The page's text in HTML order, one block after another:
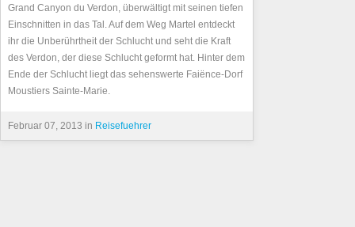
Grand Canyon du Verdon, überwältigt mit seinen tiefen
Einschnitten in das Tal. Auf dem Weg Martel entdeckt
ihr die Unberührtheit der Schlucht und seht die Kraft
des Verdon, der diese Schlucht geformt hat. Hinter dem
Ende der Schlucht liegt das sehenswerte Faiënce-Dorf
Moustiers Sainte-Marie.
Februar 07, 2013 in Reisefuehrer